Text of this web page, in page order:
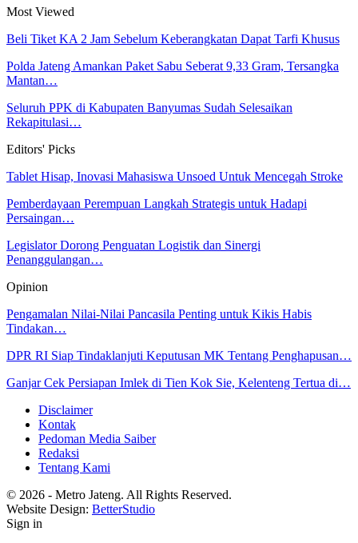
Most Viewed
Beli Tiket KA 2 Jam Sebelum Keberangkatan Dapat Tarfi Khusus
Polda Jateng Amankan Paket Sabu Seberat 9,33 Gram, Tersangka
Mantan…
Seluruh PPK di Kabupaten Banyumas Sudah Selesaikan
Rekapitulasi…
Editors' Picks
Tablet Hisap, Inovasi Mahasiswa Unsoed Untuk Mencegah Stroke
Pemberdayaan Perempuan Langkah Strategis untuk Hadapi
Persaingan…
Legislator Dorong Penguatan Logistik dan Sinergi
Penanggulangan…
Opinion
Pengamalan Nilai-Nilai Pancasila Penting untuk Kikis Habis
Tindakan…
DPR RI Siap Tindaklanjuti Keputusan MK Tentang Penghapusan…
Ganjar Cek Persiapan Imlek di Tien Kok Sie, Kelenteng Tertua di…
Disclaimer
Kontak
Pedoman Media Saiber
Redaksi
Tentang Kami
© 2026 - Metro Jateng. All Rights Reserved.
Website Design: BetterStudio
Sign in